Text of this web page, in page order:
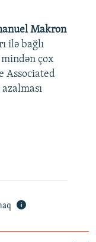
Makron
ilə bağlı
çox
Associated